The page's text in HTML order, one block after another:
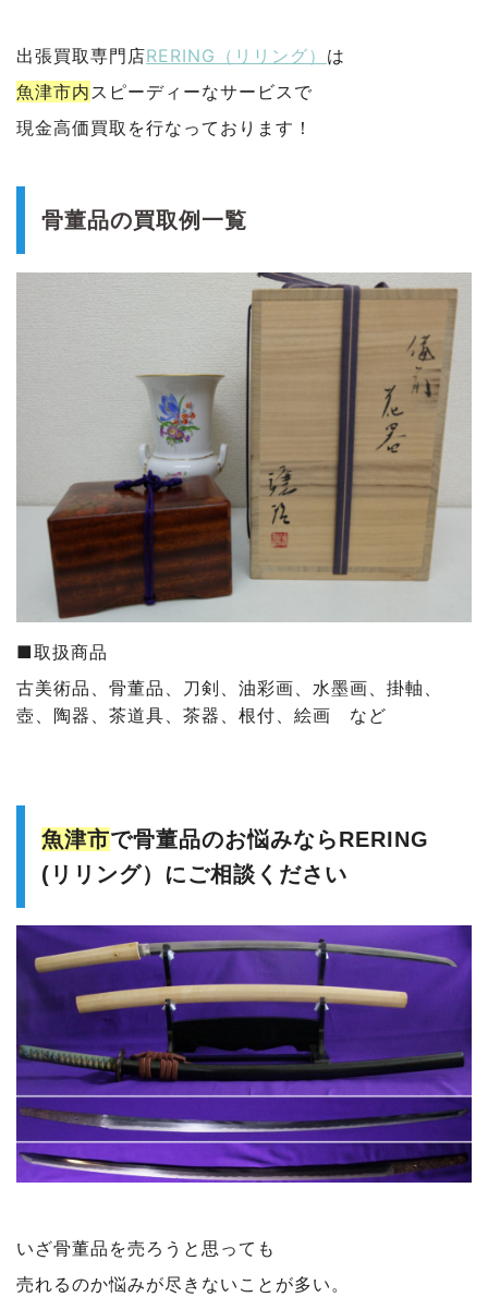
出張買取専門店RERING（リリング） は
魚津市内スピーディーなサービスで
現金高価買取を行なっております！
骨董品の買取例一覧
■取扱商品
古美術品、骨董品、刀剣、油彩画、水墨画、掛軸、
壺、陶器、茶道具、茶器、根付、絵画 など
魚津市で骨董品のお悩みならRERING
(リリング）にご相談ください
いざ骨董品を売ろうと思っても
売れるのか悩みが尽きないことが多い。